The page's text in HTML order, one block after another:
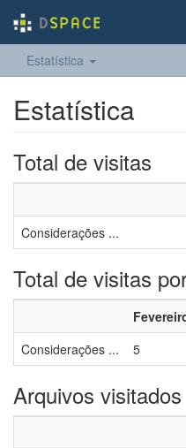
Estatística
Estatística
Total de visitas
Considerações ...
Total de visitas
Considerações ...
5
Arquivos visitados